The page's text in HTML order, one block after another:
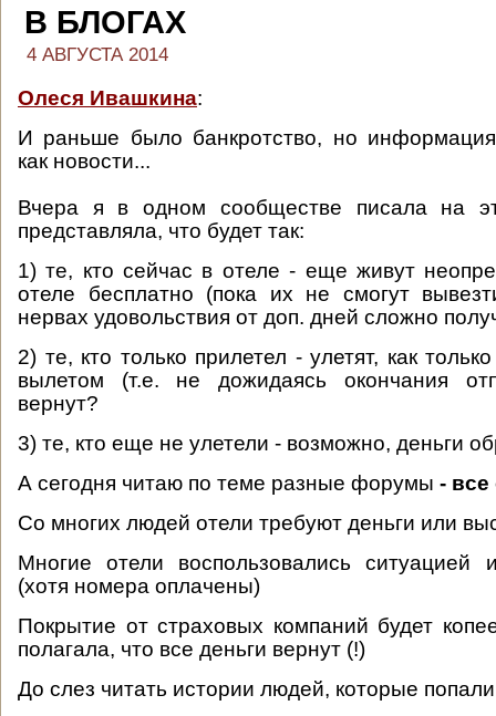
В БЛОГАХ
4 АВГУСТА 2014
Олеся Ивашкина:
И раньше было банкротство, но
как новости...
Вчера я в одном сообществе писала на
представляла, что будет так:
1) те, кто сейчас в отеле - еще живут
отеле бесплатно (пока их не смогут
нервах удовольствия от доп. дней сложно
2) те, кто только прилетел - улетят, как
вылетом (т.е. не дожидаясь окончания
вернут?
3) те, кто еще не улетели - возможно, деньги
А сегодня читаю по теме разные форумы - все
Со многих людей отели требуют деньги или
Многие отели воспользовались ситуацией
(хотя номера оплачены)
Покрытие от страховых компаний будет
полагала, что все деньги вернут (!)
До слез читать истории людей, которые попали